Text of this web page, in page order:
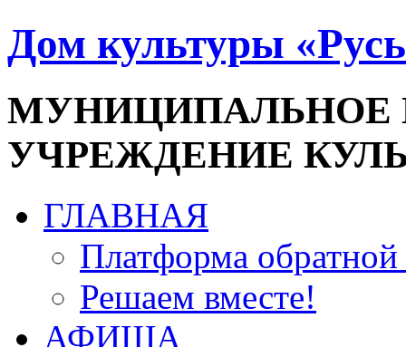
Дом культуры
УЧРЕЖДЕНИЕ
ГЛАВНАЯ
Платформа обратной
Решаем вместе!
АФИША